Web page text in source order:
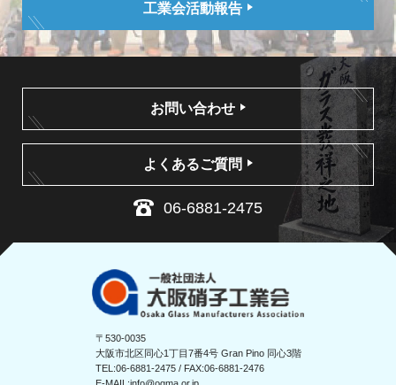
工業会活動報告
お問い合わせ
よくあるご質問
06-6881-2475
〒530-0035
大阪市北区同心1丁目7番4号 Gran Pino 同心3階
TEL:06-6881-2475/ FAX:06-6881-2476